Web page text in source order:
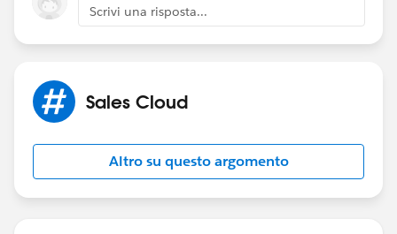
Scrivi una risposta...
Sales Cloud
Altro su questo argomento